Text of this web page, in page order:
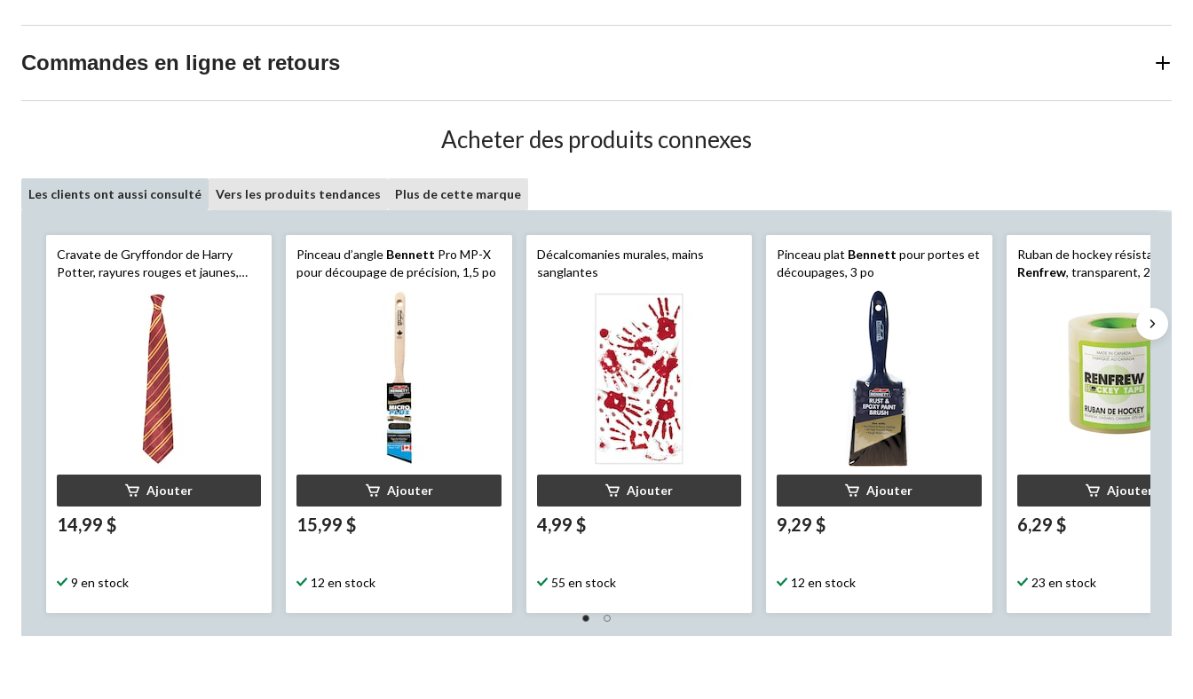
Commandes en ligne et retours
Acheter des produits connexes
Les clients ont aussi consulté Vers les produits tendances Plus de cette marque
Cravate de Gryffondor de Harry
Potter, rayures rouges et jaunes,
à porter pour l'Halloween
Ajouter
14,99 $
9 en stock
Pinceau d’angle Bennett Pro MP-X
pour découpage de précision, 1,5 po
Ajouter
15,99 $
12 en stock
Décalcomanies murales, mains
sanglantes
Ajouter
4,99 $
55 en stock
Pinceau plat Bennett pour portes et
découpages, 3 po
Ajouter
9,29 $
12 en stock
Ruban de hockey résistant à
Renfrew, transparent, 24 mm x
Ajouter
6,29 $
23 en stock